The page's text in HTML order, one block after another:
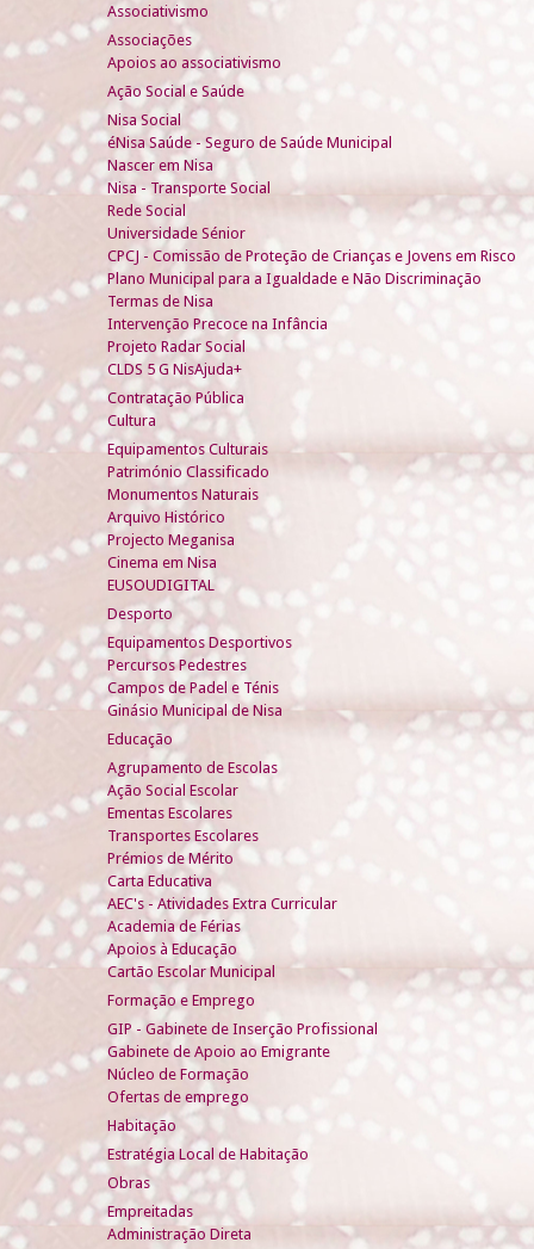
Associativismo
Associações
Apoios ao associativismo
Ação Social e Saúde
Nisa Social
éNisa Saúde - Seguro de Saúde Municipal
Nascer em Nisa
Nisa - Transporte Social
Rede Social
Universidade Sénior
CPCJ - Comissão de Proteção de Crianças e Jovens em Risco
Plano Municipal para a Igualdade e Não Discriminação
Termas de Nisa
Intervenção Precoce na Infância
Projeto Radar Social
CLDS 5 G NisAjuda+
Contratação Pública
Cultura
Equipamentos Culturais
Património Classificado
Monumentos Naturais
Arquivo Histórico
Projecto Meganisa
Cinema em Nisa
EUSOUDIGITAL
Desporto
Equipamentos Desportivos
Percursos Pedestres
Campos de Padel e Ténis
Ginásio Municipal de Nisa
Educação
Agrupamento de Escolas
Ação Social Escolar
Ementas Escolares
Transportes Escolares
Prémios de Mérito
Carta Educativa
AEC's - Atividades Extra Curricular
Academia de Férias
Apoios à Educação
Cartão Escolar Municipal
Formação e Emprego
GIP - Gabinete de Inserção Profissional
Gabinete de Apoio ao Emigrante
Núcleo de Formação
Ofertas de emprego
Habitação
Estratégia Local de Habitação
Obras
Empreitadas
Administração Direta